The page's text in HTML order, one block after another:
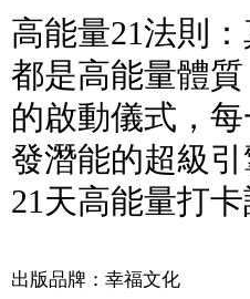
高能量21法則
都是高能量體
的啟動儀式，
發潛能的超級
21天高能量打卡
出版品牌：幸福文化